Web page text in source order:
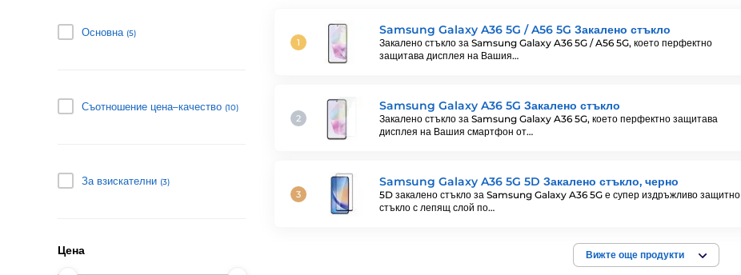
Samsung Galaxy A36 5G / A56 5G Закалено стъкло
Закалено стъкло за Samsung Galaxy A36 5G / A56 5G, което перфектно
защитава дисплея на Вашия…
Samsung Galaxy A36 5G Закалено стъкло
Закалено стъкло за Samsung Galaxy A36 5G, което перфектно защитава
дисплея на Вашия смартфон от…
Samsung Galaxy A36 5G 5D Закалено стъкло, черно
5D закалено стъкло за Samsung Galaxy A36 5G е супер издръжливо защитно
стъкло с лепящ слой по…
Вижте още продукти
Основна (5)
Съотношение цена–качество (10)
За взискателни (3)
Цена